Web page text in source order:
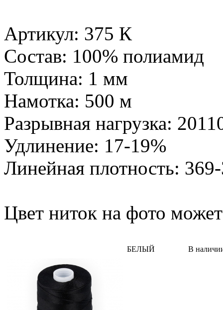
Артикул: 375 К
Состав: 100% полиамид
Толщина: 1 мм
Намотка: 500 м
Разрывная нагрузка:
Удлинение: 17-19%
Линейная плотность:
Цвет ниток на фото
БЕЛЫЙ В